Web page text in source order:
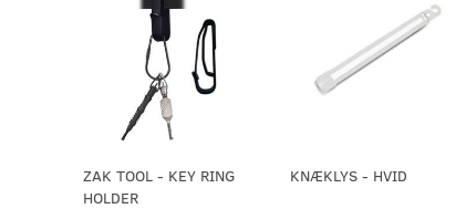
ZAK TOOL - KEY RING
HOLDER
KNÆKLYS - HVID